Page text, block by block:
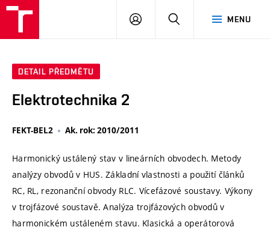
MENU
PŘIHLÁSIT
DETAIL PŘEDMĚTU
Elektrotechnika 2
FEKT-BEL2 Ak. rok: 2010/2011
Harmonický ustálený stav v lineárních obvodech. Metody
analýzy obvodů v HUS. Základní vlastnosti a použití článků
RC, RL, rezonanční obvody RLC. Vícefázové soustavy. Výkony
v trojfázové soustavě. Analýza trojfázových obvodů v
harmonickém ustáleném stavu. Klasická a operátorová